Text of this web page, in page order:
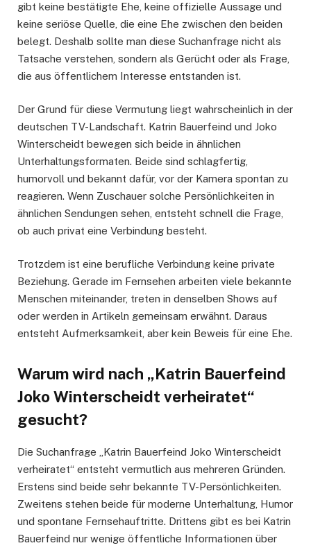
gibt keine bestätigte Ehe, keine offizielle Aussage und
keine seriöse Quelle, die eine Ehe zwischen den beiden
belegt. Deshalb sollte man diese Suchanfrage nicht als
Tatsache verstehen, sondern als Gerücht oder als Frage,
die aus öffentlichem Interesse entstanden ist.
Der Grund für diese Vermutung liegt wahrscheinlich in der
deutschen TV-Landschaft. Katrin Bauerfeind und Joko
Winterscheidt bewegen sich beide in ähnlichen
Unterhaltungsformaten. Beide sind schlagfertig,
humorvoll und bekannt dafür, vor der Kamera spontan zu
reagieren. Wenn Zuschauer solche Persönlichkeiten in
ähnlichen Sendungen sehen, entsteht schnell die Frage,
ob auch privat eine Verbindung besteht.
Trotzdem ist eine berufliche Verbindung keine private
Beziehung. Gerade im Fernsehen arbeiten viele bekannte
Menschen miteinander, treten in denselben Shows auf
oder werden in Artikeln gemeinsam erwähnt. Daraus
entsteht Aufmerksamkeit, aber kein Beweis für eine Ehe.
Warum wird nach „Katrin Bauerfeind
Joko Winterscheidt verheiratet“
gesucht?
Die Suchanfrage „Katrin Bauerfeind Joko Winterscheidt
verheiratet“ entsteht vermutlich aus mehreren Gründen.
Erstens sind beide sehr bekannte TV-Persönlichkeiten.
Zweitens stehen beide für moderne Unterhaltung, Humor
und spontane Fernsehauftritte. Drittens gibt es bei Katrin
Bauerfeind nur wenige öffentliche Informationen über